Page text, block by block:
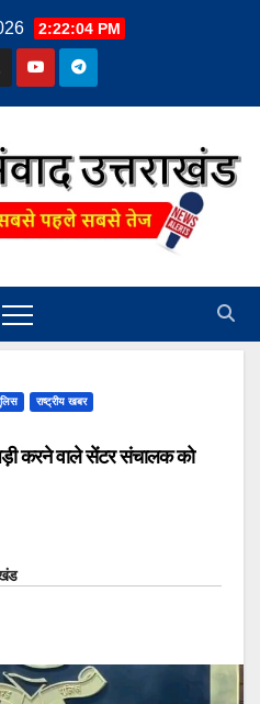
2:22:05 PM
राष्ट्रीय खबर
करने वाले सेंटर संचालक को